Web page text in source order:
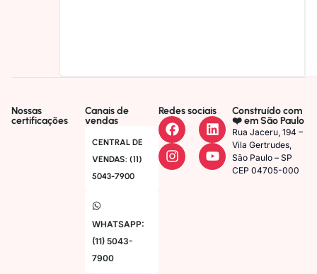
Nossas
certificações
Canais de
vendas
CENTRAL DE
VENDAS: (11)
5043-7900
WHATSAPP:
(11) 5043-
7900
Redes sociais
Construído com
❤️ em São Paulo
Rua Jaceru, 194 –
Vila Gertrudes,
São Paulo – SP
CEP 04705-000